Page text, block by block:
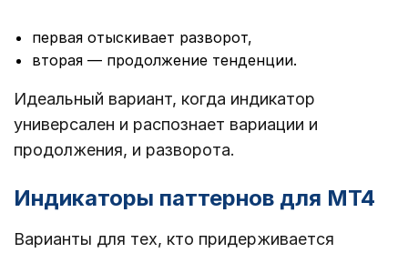
первая отыскивает разворот,
вторая ― продолжение тенденции.
Идеальный вариант, когда индикатор
универсален и распознает вариации и
продолжения, и разворота.
Индикаторы паттернов для МТ4
Варианты для тех, кто придерживается